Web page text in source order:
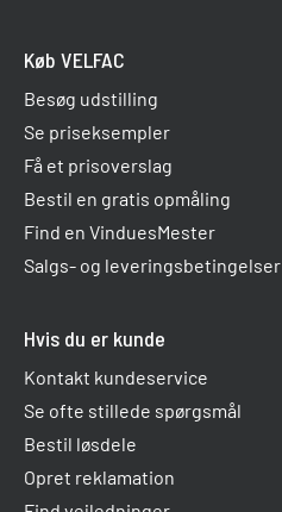
Køb VELFAC
Besøg udstilling
Se priseksempler
Få et prisoverslag
Bestil en gratis opmåling
Find en VinduesMester
Salgs- og leveringsbetingelser
Hvis du er kunde
Kontakt kundeservice
Se ofte stillede spørgsmål
Bestil løsdele
Opret reklamation